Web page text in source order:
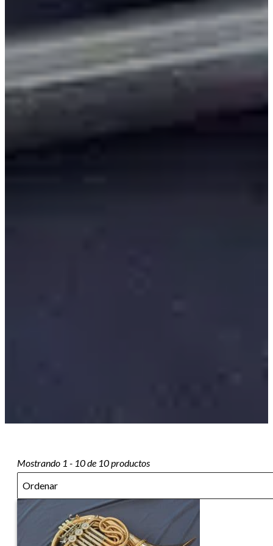
Mostrando 1 - 10 de 10 productos
Sort
Sort content
Ordenar
Sort content